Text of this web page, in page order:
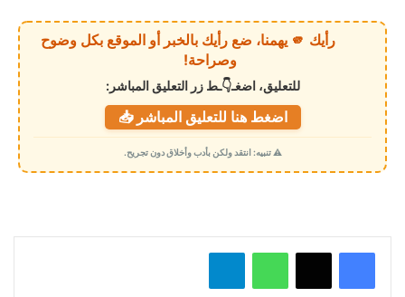
ي
م
ي
رأيك 🫵 يهمنا، ضع رأيك بالخبر أو الموقع بكل وضوح
وصراحة!
للتعليق، اضغـ👇ـط زر التعليق المباشر:
اضغط هنا للتعليق المباشر 📥
⚠️ تنبيه: انتقد ولكن بأدب وأخلاق دون تجريح.
واتساب